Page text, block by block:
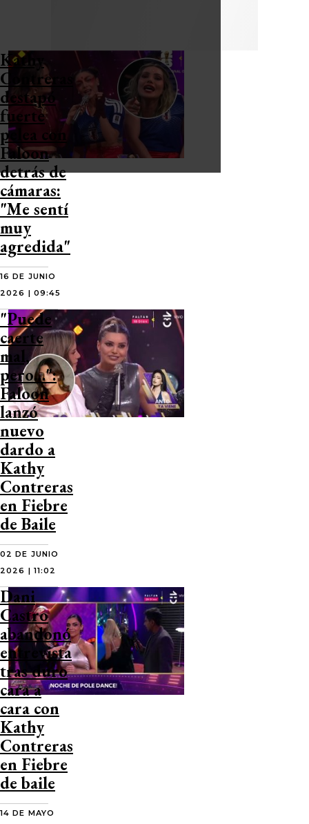
Kathy
Contreras
destapó
fuerte
pelea con
Faloon
detrás de
cámaras:
"Me sentí
muy
agredida"
16 DE JUNIO
2026 | 09:45
"Puede
caerte
mal,
pero…":
Faloon
lanzó
nuevo
dardo a
Kathy
Contreras
en Fiebre
de Baile
02 DE JUNIO
2026 | 11:02
Dani
Castro
abandonó
entrevista
tras duro
cara a
cara con
Kathy
Contreras
en Fiebre
de baile
14 DE MAYO